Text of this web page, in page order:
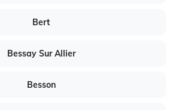
Bert
Bessay Sur Allier
Besson